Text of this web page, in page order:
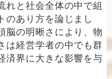
れと社会全体の中で組
のあり方を論じまし
脳の明晰さにより、物
は経営学者の中でも群
済界に大きな影響を与